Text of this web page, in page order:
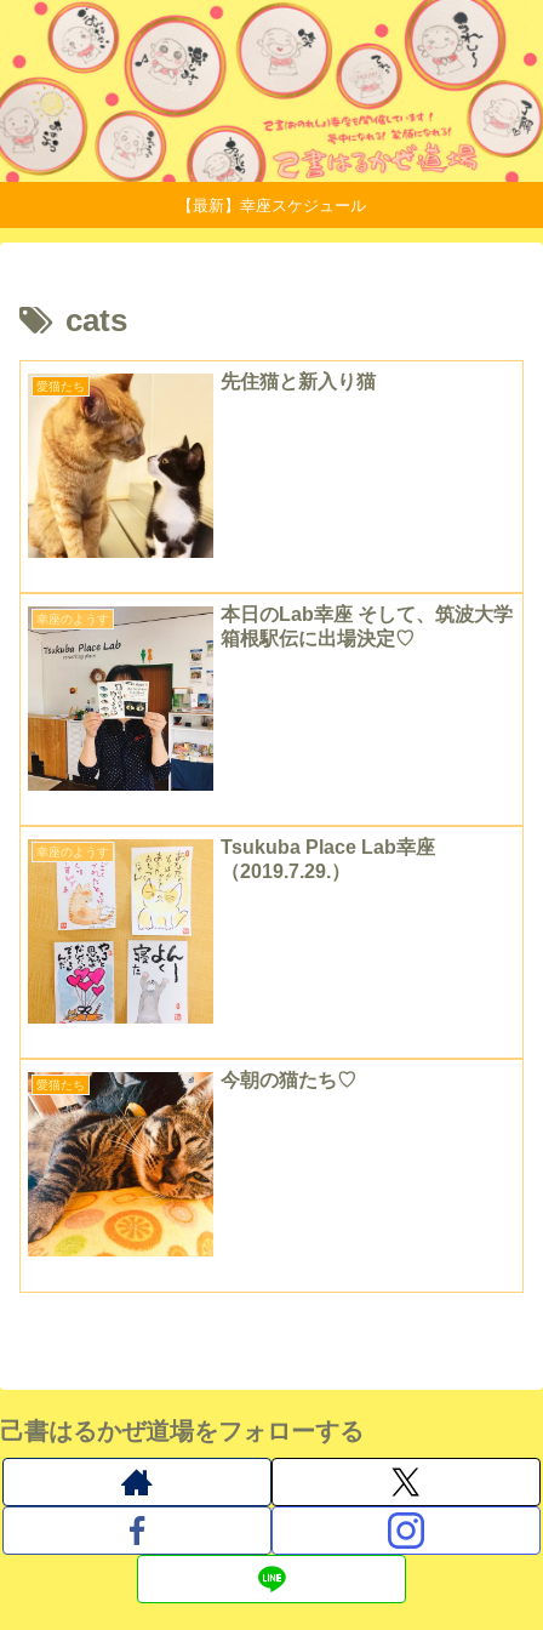
【最新】幸座スケジュール
cats
愛猫たち 先住猫と新入り猫
幸座のようす
本日のLab幸座 そして、筑波大学
箱根駅伝に出場決定♡
幸座のようす
Tsukuba Place Lab幸座
（2019.7.29.）
愛猫たち 今朝の猫たち♡
己書はるかぜ道場をフォローする